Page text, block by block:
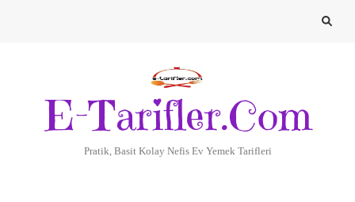
E-Tarifler.Com
Pratik, Basit Kolay Nefis Ev Yemek Tarifleri